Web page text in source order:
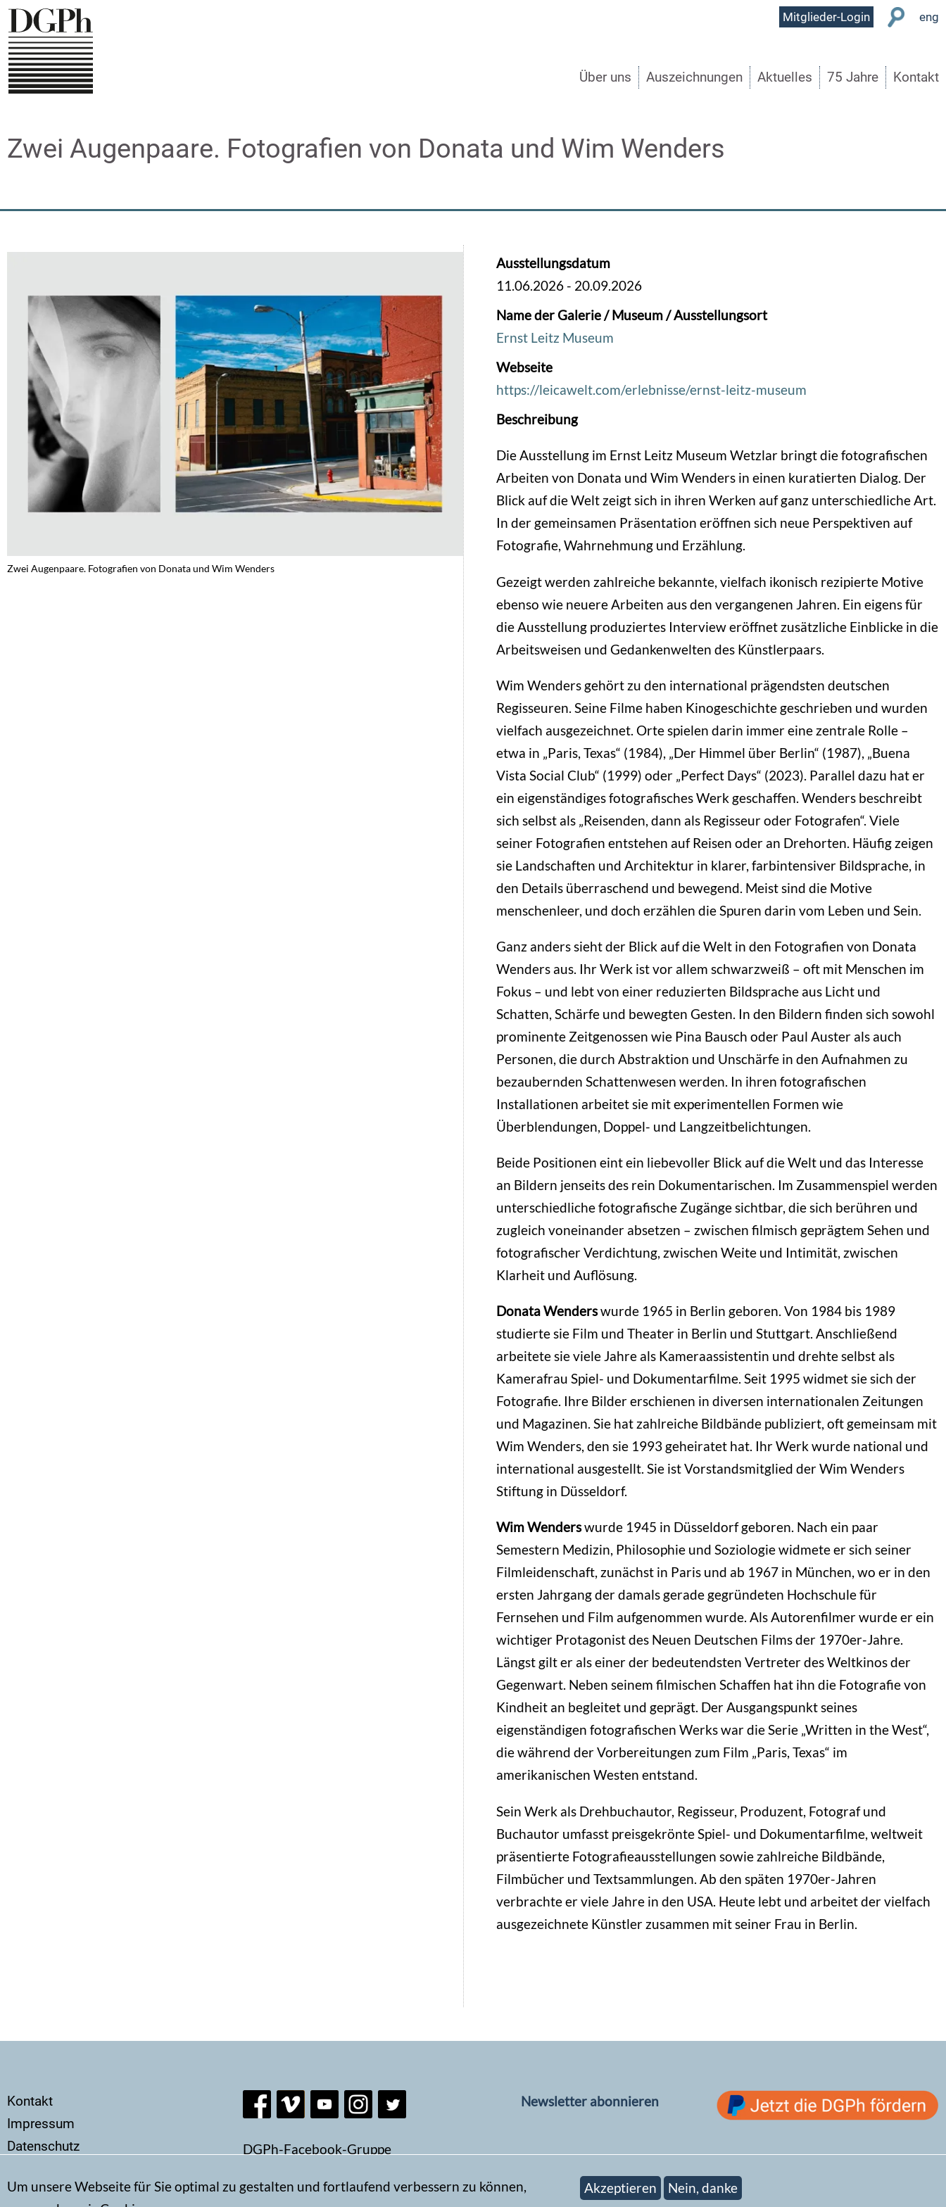
Direkt
zum
Inhalt
User
Mitglieder-Login eng
Über uns Auszeichnungen Aktuelles 75 Jahre Kontakt
Zwei Augenpaare. Fotografien von Donata und Wim Wenders
Zwei Augenpaare. Fotografien von Donata und Wim Wenders
Ausstellungsdatum
11.06.2026 - 20.09.2026
Name der Galerie / Museum / Ausstellungsort
Ernst Leitz Museum
Webseite
https://leicawelt.com/erlebnisse/ernst-leitz-museum
Beschreibung
Die Ausstellung im Ernst Leitz Museum Wetzlar bringt die fotografischen
Arbeiten von Donata und Wim Wenders in einen kuratierten Dialog. Der
Blick auf die Welt zeigt sich in ihren Werken auf ganz unterschiedliche Art.
In der gemeinsamen Präsentation eröffnen sich neue Perspektiven auf
Fotografie, Wahrnehmung und Erzählung.
Gezeigt werden zahlreiche bekannte, vielfach ikonisch rezipierte Motive
ebenso wie neuere Arbeiten aus den vergangenen Jahren. Ein eigens für
die Ausstellung produziertes Interview eröffnet zusätzliche Einblicke in die
Arbeitsweisen und Gedankenwelten des Künstlerpaars.
Wim Wenders gehört zu den international prägendsten deutschen
Regisseuren. Seine Filme haben Kinogeschichte geschrieben und wurden
vielfach ausgezeichnet. Orte spielen darin immer eine zentrale Rolle –
etwa in „Paris, Texas“ (1984), „Der Himmel über Berlin“ (1987), „Buena
Vista Social Club“ (1999) oder „Perfect Days“ (2023). Parallel dazu hat er
ein eigenständiges fotografisches Werk geschaffen. Wenders beschreibt
sich selbst als „Reisenden, dann als Regisseur oder Fotografen“. Viele
seiner Fotografien entstehen auf Reisen oder an Drehorten. Häufig zeigen
sie Landschaften und Architektur in klarer, farbintensiver Bildsprache, in
den Details überraschend und bewegend. Meist sind die Motive
menschenleer, und doch erzählen die Spuren darin vom Leben und Sein.
Ganz anders sieht der Blick auf die Welt in den Fotografien von Donata
Wenders aus. Ihr Werk ist vor allem schwarzweiß – oft mit Menschen im
Fokus – und lebt von einer reduzierten Bildsprache aus Licht und
Schatten, Schärfe und bewegten Gesten. In den Bildern finden sich sowohl
prominente Zeitgenossen wie Pina Bausch oder Paul Auster als auch
Personen, die durch Abstraktion und Unschärfe in den Aufnahmen zu
bezaubernden Schattenwesen werden. In ihren fotografischen
Installationen arbeitet sie mit experimentellen Formen wie
Überblendungen, Doppel- und Langzeitbelichtungen.
Beide Positionen eint ein liebevoller Blick auf die Welt und das Interesse
an Bildern jenseits des rein Dokumentarischen. Im Zusammenspiel werden
unterschiedliche fotografische Zugänge sichtbar, die sich berühren und
zugleich voneinander absetzen – zwischen filmisch geprägtem Sehen und
fotografischer Verdichtung, zwischen Weite und Intimität, zwischen
Klarheit und Auflösung.
Donata Wenderswurde 1965 in Berlin geboren. Von 1984 bis 1989
studierte sie Film und Theater in Berlin und Stuttgart. Anschließend
arbeitete sie viele Jahre als Kameraassistentin und drehte selbst als
Kamerafrau Spiel- und Dokumentarfilme. Seit 1995 widmet sie sich der
Fotografie. Ihre Bilder erschienen in diversen internationalen Zeitungen
und Magazinen. Sie hat zahlreiche Bildbände publiziert, oft gemeinsam mit
Wim Wenders, den sie 1993 geheiratet hat. Ihr Werk wurde national und
international ausgestellt. Sie ist Vorstandsmitglied der Wim Wenders
Stiftung in Düsseldorf.
Wim Wenderswurde 1945 in Düsseldorf geboren. Nach ein paar
Semestern Medizin, Philosophie und Soziologie widmete er sich seiner
Filmleidenschaft, zunächst in Paris und ab 1967 in München, wo er in den
ersten Jahrgang der damals gerade gegründeten Hochschule für
Fernsehen und Film aufgenommen wurde. Als Autorenfilmer wurde er ein
wichtiger Protagonist des Neuen Deutschen Films der 1970er-Jahre.
Längst gilt er als einer der bedeutendsten Vertreter des Weltkinos der
Gegenwart. Neben seinem filmischen Schaffen hat ihn die Fotografie von
Kindheit an begleitet und geprägt. Der Ausgangspunkt seines
eigenständigen fotografischen Werks war die Serie „Written in the West“,
die während der Vorbereitungen zum Film „Paris, Texas“ im
amerikanischen Westen entstand.
Sein Werk als Drehbuchautor, Regisseur, Produzent, Fotograf und
Buchautor umfasst preisgekrönte Spiel- und Dokumentarfilme, weltweit
präsentierte Fotografieausstellungen sowie zahlreiche Bildbände,
Filmbücher und Textsammlungen. Ab den späten 1970er-Jahren
verbrachte er viele Jahre in den USA. Heute lebt und arbeitet der vielfach
ausgezeichnete Künstler zusammen mit seiner Frau in Berlin.
Secondary
menu
Kontakt
Impressum
Datenschutz
DGPh-Facebook-Gruppe
Newsletter abonnieren
Um unsere Webseite für Sie optimal zu gestalten und fortlaufend verbessern zu können,
Akzeptieren Nein, danke